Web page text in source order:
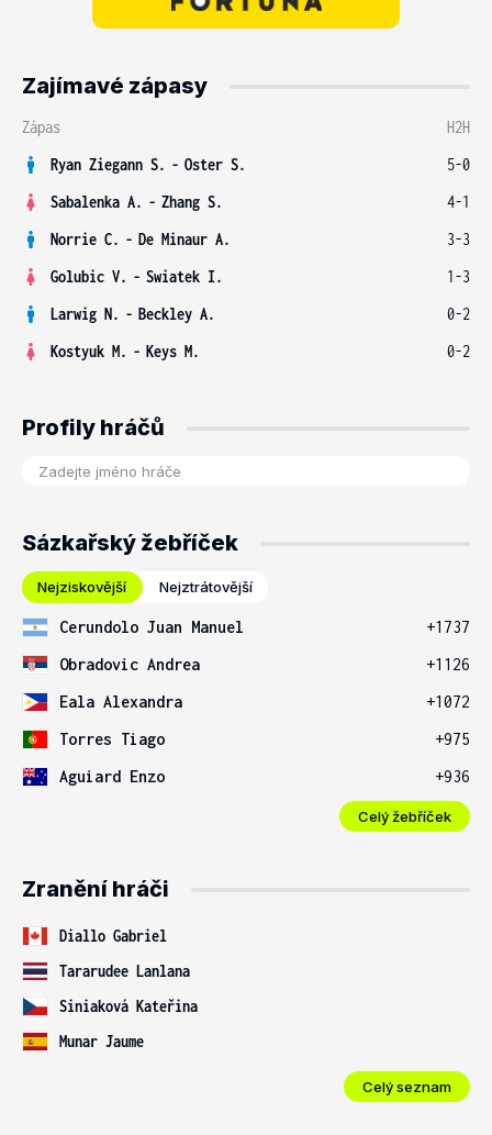
Zajímavé zápasy
Zápas
H2H
Ryan Ziegann S. - Oster S.
5-0
Sabalenka A. - Zhang S.
4-1
Norrie C. - De Minaur A.
3-3
Golubic V. - Swiatek I.
1-3
Larwig N. - Beckley A.
0-2
Kostyuk M. - Keys M. 0-2
Profily hráčů
Sázkařský žebříček
Nejziskovější Nejztrátovější
Cerundolo Juan Manuel
+1737
Obradovic Andrea
+1126
Eala Alexandra
+1072
Torres Tiago
+975
Aguiard Enzo
+936
Celý žebříček
Zranění hráči
Diallo Gabriel
Tararudee Lanlana
Siniaková Kateřina
Munar Jaume
Celý seznam